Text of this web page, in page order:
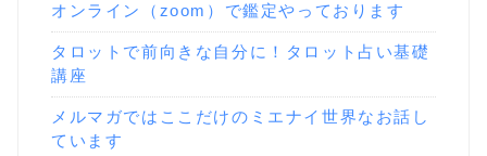
オンライン（zoom）で鑑定やっております
タロットで前向きな自分に！タロット占い基礎
講座
メルマガではここだけのミエナイ世界なお話し
ています